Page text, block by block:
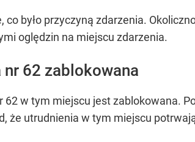
co było przyczyną zdarzenia.
oględzin na miejscu zdarzenia.
62 zablokowana
w tym miejscu jest zablokowana.
że utrudnienia w tym miejscu